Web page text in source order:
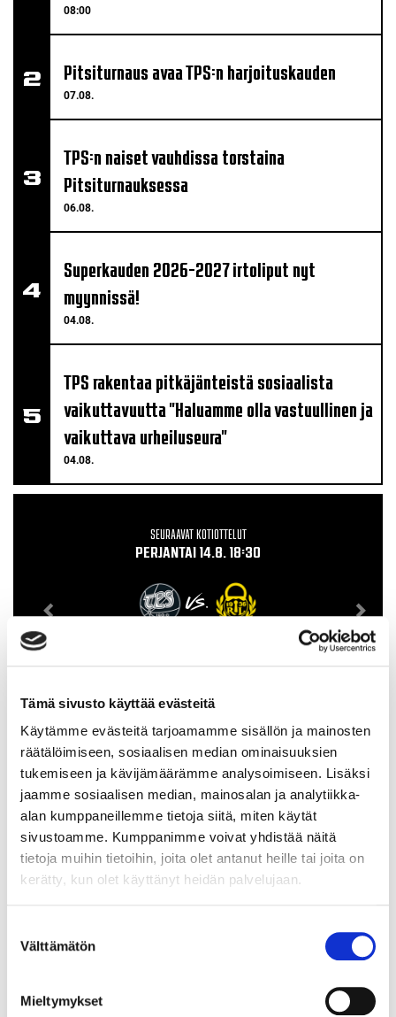
Tämä sivusto käyttää evästeitä
Käytämme evästeitä tarjoamamme sisällön ja mainosten
räätälöimiseen, sosiaalisen median ominaisuuksien
tukemiseen ja kävijämäärämme analysoimiseen. Lisäksi
jaamme sosiaalisen median, mainosalan ja analytiikka-
alan kumppaneillemme tietoja siitä, miten käytät
sivustoamme. Kumppanimme voivat yhdistää näitä
tietoja muihin tietoihin, joita olet antanut heille tai joita on
kerätty, kun olet käyttänyt heidän palvelujaan.
valinta
Välttämätön
Mieltymykset
08:00
07.08.
Pitsiturnaus avaa TPS:n harjoituskauden
06.08.
TPS:n naiset vauhdissa torstaina
Pitsiturnauksessa
04.08.
Superkauden 2026-2027 irtoliput nyt
myynnissä!
04.08.
TPS rakentaa pitkäjänteistä sosiaalista
vaikuttavuutta "Haluamme olla vastuullinen ja
vaikuttava urheiluseura"
SEURAAVAT KOTIOTTELUT
PERJANTAI 14.8. 18:30
VS.
TPS uutiskirje
Olen lukenut